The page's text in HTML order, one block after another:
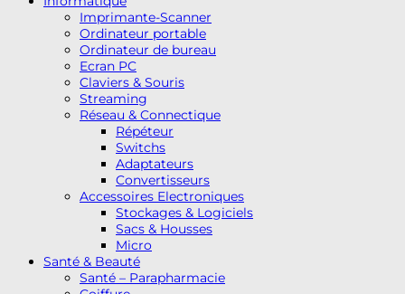
Imprimante-Scanner
Ordinateur portable
Ordinateur de bureau
Ecran PC
Claviers & Souris
Streaming
Réseau & Connectique
Répéteur
Switchs
Adaptateurs
Convertisseurs
Accessoires Electroniques
Stockages & Logiciels
Sacs & Housses
Micro
Santé & Beauté
Santé – Parapharmacie